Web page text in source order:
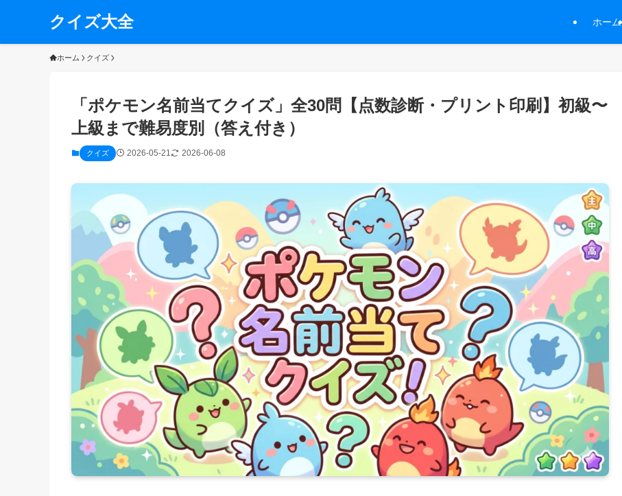
クイズ大全 ホーム
ホーム クイズ
「ポケモン名前当てクイズ」全30問【点数診断・プリント印刷】初級〜
上級まで難易度別（答え付き）
クイズ 2026-05-21 2026-06-08